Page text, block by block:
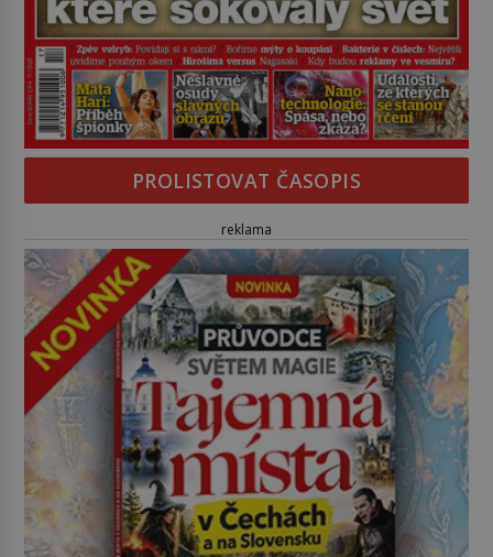
PROLISTOVAT ČASOPIS
reklama